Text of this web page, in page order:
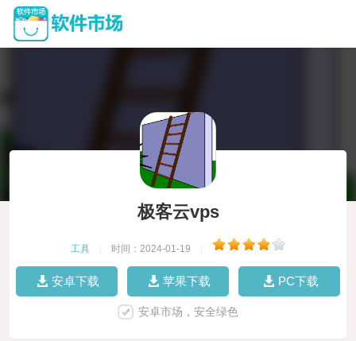
极客云vps
工具 时间：2024-01-19
安卓下载 苹果下载 PC下载
安卓市场，安全绿色